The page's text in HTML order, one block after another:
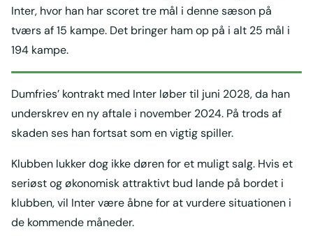
Inter, hvor han har scoret tre mål i denne sæson på
tværs af 15 kampe. Det bringer ham op på i alt 25 mål i
194 kampe.
Dumfries’ kontrakt med Inter løber til juni 2028, da han
underskrev en ny aftale i november 2024. På trods af
skaden ses han fortsat som en vigtig spiller.
Klubben lukker dog ikke døren for et muligt salg. Hvis et
seriøst og økonomisk attraktivt bud lande på bordet i
klubben, vil Inter være åbne for at vurdere situationen i
de kommende måneder.